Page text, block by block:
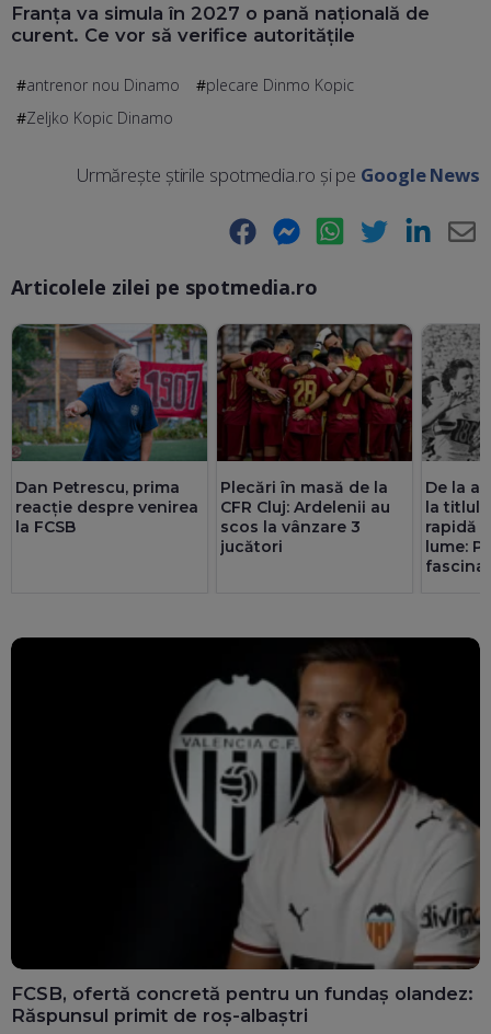
Franța va simula în 2027 o pană națională de
curent. Ce vor să verifice autoritățile
antrenor nou Dinamo
plecare Dinmo Kopic
Zeljko Kopic Dinamo
Urmărește știrile spotmedia.ro și pe Google News
Facebook Messenger WhatsApp Twitter LinkedIn
Articolele zilei pe spotmedia.ro
Dan Petrescu, prima
reacție despre venirea
la FCSB
Plecări în masă de la
CFR Cluj: Ardelenii au
scos la vânzare 3
jucători
De la
la titlul
rapidă
lume:
FCSB, ofertă concretă pentru un fundaș olandez:
Răspunsul primit de roș-albaștri